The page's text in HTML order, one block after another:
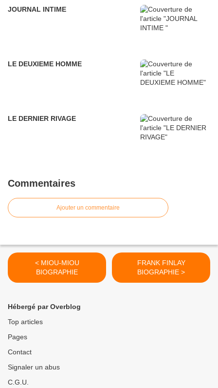
JOURNAL INTIME
LE DEUXIEME HOMME
LE DERNIER RIVAGE
Commentaires
Ajouter un commentaire
< MIOU-MIOU
BIOGRAPHIE
FRANK FINLAY
BIOGRAPHIE >
Hébergé par Overblog
Top articles
Pages
Contact
Signaler un abus
C.G.U.